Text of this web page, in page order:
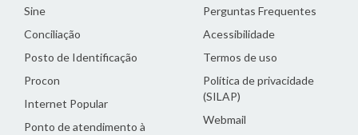
Sine
Conciliação
Posto de Identificação
Procon
Internet Popular
Ponto de atendimento à
Perguntas Frequentes
Acessibilidade
Termos de uso
Política de privacidade
(SILAP)
Webmail